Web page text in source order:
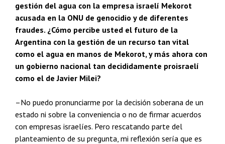
gestión del agua con la empresa israelí Mekorot
acusada en la ONU de genocidio y de diferentes
fraudes. ¿Cómo percibe usted el futuro de la
Argentina con la gestión de un recurso tan vital
como el agua en manos de Mekorot, y más ahora con
un gobierno nacional tan decididamente proisraelí
como el de Javier Milei?
–No puedo pronunciarme por la decisión soberana de un
estado ni sobre la conveniencia o no de firmar acuerdos
con empresas israelíes. Pero rescatando parte del
planteamiento de su pregunta, mi reflexión sería que es